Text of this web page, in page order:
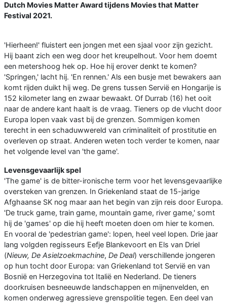
Dutch Movies Matter Award tijdens Movies that Matter
Festival 2021.
'Hierheen!' fluistert een jongen met een sjaal voor zijn gezicht.
Hij baant zich een weg door het kreupelhout. Voor hem doemt
een metershoog hek op. Hoe hij erover denkt te komen?
'Springen,' lacht hij. 'En rennen.' Als een busje met bewakers aan
komt rijden duikt hij weg. De grens tussen Servië en Hongarije is
152 kilometer lang en zwaar bewaakt. Of Durrab (16) het ooit
naar de andere kant haalt is de vraag. Tieners op de vlucht door
Europa lopen vaak vast bij de grenzen. Sommigen komen
terecht in een schaduwwereld van criminaliteit of prostitutie en
overleven op straat. Anderen weten toch verder te komen, naar
het volgende level van 'the game'.
Levensgevaarlijk spel
'The game' is de bitter-ironische term voor het levensgevaarlijke
oversteken van grenzen. In Griekenland staat de 15-jarige
Afghaanse SK nog maar aan het begin van zijn reis door Europa.
'De truck game, train game, mountain game, river game,' somt
hij de 'games' op die hij heeft moeten doen om hier te komen.
En vooral de 'pedestrian game': lopen, heel veel lopen. Drie jaar
lang volgden regisseurs Eefje Blankevoort en Els van Driel
(Nieuw, De Asielzoekmachine, De Deal) verschillende jongeren
op hun tocht door Europa: van Griekenland tot Servië en van
Bosnië en Herzegovina tot Italië en Nederland. De tieners
doorkruisen besneeuwde landschappen en mijnenvelden, en
komen onderweg agressieve grenspolitie tegen. Een deel van